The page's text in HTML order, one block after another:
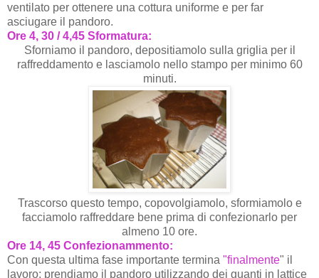
ventilato per ottenere una cottura uniforme e per far
asciugare il pandoro.
Ore 4, 30 / 4,45 Sformatura:
Sforniamo il pandoro, depositiamolo sulla griglia per il
raffreddamento e lasciamolo nello stampo per minimo 60
minuti.
Trascorso questo tempo, copovolgiamolo, sformiamolo e
facciamolo raffreddare bene prima di confezionarlo per
almeno 10 ore.
Ore 14, 45 Confezionammento:
Con questa ultima fase importante termina "finalmente" il
lavoro; prendiamo il pandoro utilizzando dei guanti in lattice